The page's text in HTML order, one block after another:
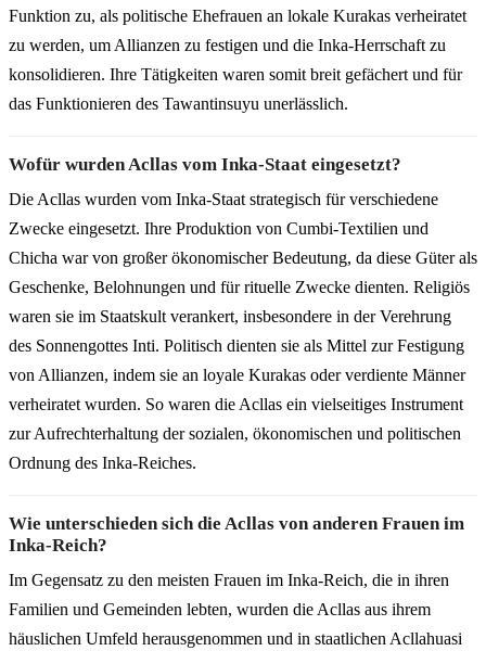
Funktion zu, als politische Ehefrauen an lokale Kurakas verheiratet
zu werden, um Allianzen zu festigen und die Inka-Herrschaft zu
konsolidieren. Ihre Tätigkeiten waren somit breit gefächert und für
das Funktionieren des Tawantinsuyu unerlässlich.
Wofür wurden Acllas vom Inka-Staat eingesetzt?
Die Acllas wurden vom Inka-Staat strategisch für verschiedene
Zwecke eingesetzt. Ihre Produktion von Cumbi-Textilien und
Chicha war von großer ökonomischer Bedeutung, da diese Güter als
Geschenke, Belohnungen und für rituelle Zwecke dienten. Religiös
waren sie im Staatskult verankert, insbesondere in der Verehrung
des Sonnengottes Inti. Politisch dienten sie als Mittel zur Festigung
von Allianzen, indem sie an loyale Kurakas oder verdiente Männer
verheiratet wurden. So waren die Acllas ein vielseitiges Instrument
zur Aufrechterhaltung der sozialen, ökonomischen und politischen
Ordnung des Inka-Reiches.
Wie unterschieden sich die Acllas von anderen Frauen im
Inka-Reich?
Im Gegensatz zu den meisten Frauen im Inka-Reich, die in ihren
Familien und Gemeinden lebten, wurden die Acllas aus ihrem
häuslichen Umfeld herausgenommen und in staatlichen Acllahuasi